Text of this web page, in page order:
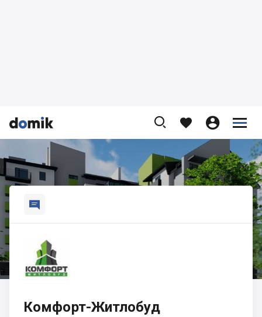


    



Комфорт-Житлобуд